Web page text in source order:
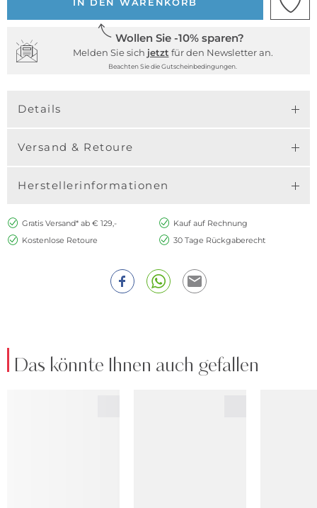
IN DEN WARENKORB
Wollen Sie -10% sparen?
Melden Sie sich jetzt für den Newsletter an.
Beachten Sie die Gutscheinbedingungen.
Details
Versand & Retoure
Herstellerinformationen
Gratis Versand* ab € 129,-
Kauf auf Rechnung
Kostenlose Retoure
30 Tage Rückgaberecht
Das könnte Ihnen auch gefallen